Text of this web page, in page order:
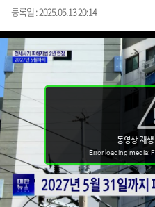
등록일 : 2025.05.13 20:14